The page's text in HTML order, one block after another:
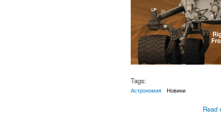
Tags:
Астрономия Новини
Read